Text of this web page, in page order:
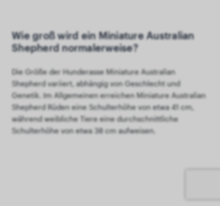
Wie groß wird ein Miniature Australian
Shepherd normalerweise?
Die Größe der Hunderasse Miniature Australian
Shepherd variiert, abhängig von Geschlecht und
Genetik. Im Allgemeinen erreichen Miniature Australian
Shepherd Rüden eine Schulterhöhe von etwa 41 cm,
während weibliche Tiere eine durchschnittliche
Schulterhöhe von etwa 38 cm aufweisen.